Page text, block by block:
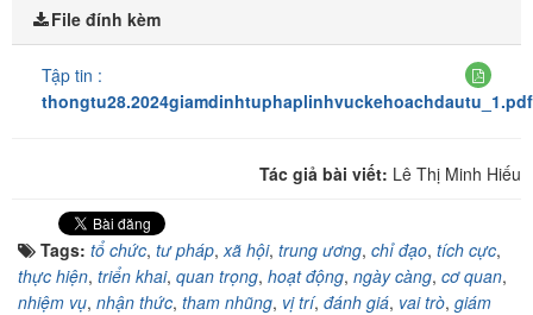
File đính kèm
Tập tin :
thongtu28.2024giamdinhtuphaplinhvuckehoachdautu_1.pdf
Tác giả bài viết: Lê Thị Minh Hiếu
Tags: tổ chức, tư pháp,xã hội, trung ương, chỉ đạo, tích cực,
thực hiện, triển khai, quan trọng, hoạt động, ngày càng, cơ quan,
nhiệm vụ, nhận thức, tham nhũng, vị trí, đánh giá, vai trò, giám